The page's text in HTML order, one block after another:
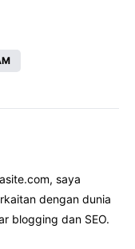
saya
dengan dunia
blogging dan SEO.